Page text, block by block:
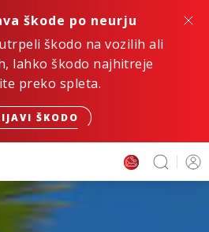
škode po neurju
škodo na vozilih ali
lahko škodo najhitreje
preko spleta.
ŠKODO